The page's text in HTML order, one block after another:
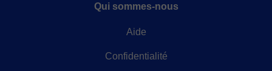
Qui sommes-nous
Aide
Confidentialité